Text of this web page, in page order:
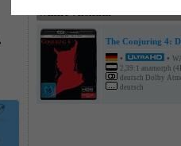
Weitere Versionen
The Conjuring 4:
•
•
2,39:1 anamorph
deutsch Dolby
deutsch